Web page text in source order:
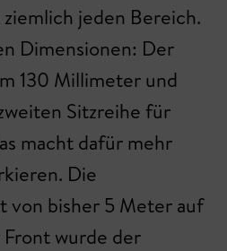
jeden Bereich.
Dimensionen: Der
130 Millimeter und
Sitzreihe für
macht dafür mehr
Die
von bisher 5 Meter auf
wurde der